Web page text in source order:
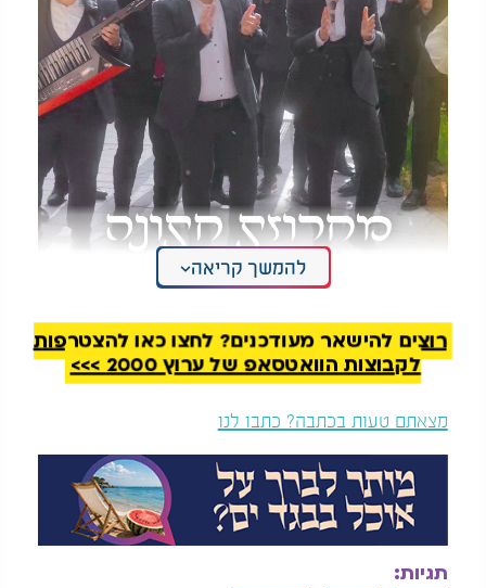
דוד חפצדי - מחרוזת חתונה
להמשך קריאה
רוצים להישאר מעודכנים? לחצו כאן להצטרפות
לקבוצות הוואטסאפ של ערוץ 2000 >>>
מצאתם טעות בכתבה? כתבו לנו
תגיות: